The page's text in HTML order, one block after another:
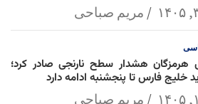
مریم صباحی
هرمزگان هشدار سطح نارنجی صادر کرد؛
خلیج فارس تا پنجشنبه ادامه دارد
مریم صباحی